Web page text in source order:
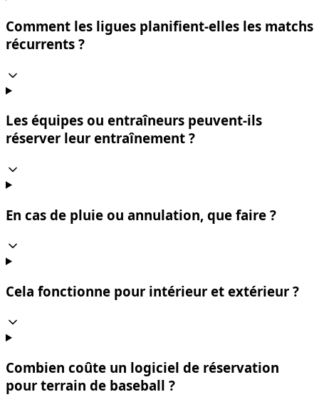
Comment les ligues planifient-elles les matchs
récurrents ?
Les équipes ou entraîneurs peuvent-ils
réserver leur entraînement ?
En cas de pluie ou annulation, que faire ?
Cela fonctionne pour intérieur et extérieur ?
Combien coûte un logiciel de réservation
pour terrain de baseball ?